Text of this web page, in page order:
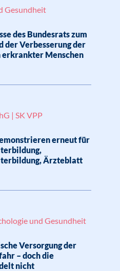
Gesundheit
des Bundesrats zum
der Verbesserung der
erkrankter Menschen
| SK VPP
erneut für
Ärzteblatt
und Gesundheit
Versorgung der
– doch die
nicht